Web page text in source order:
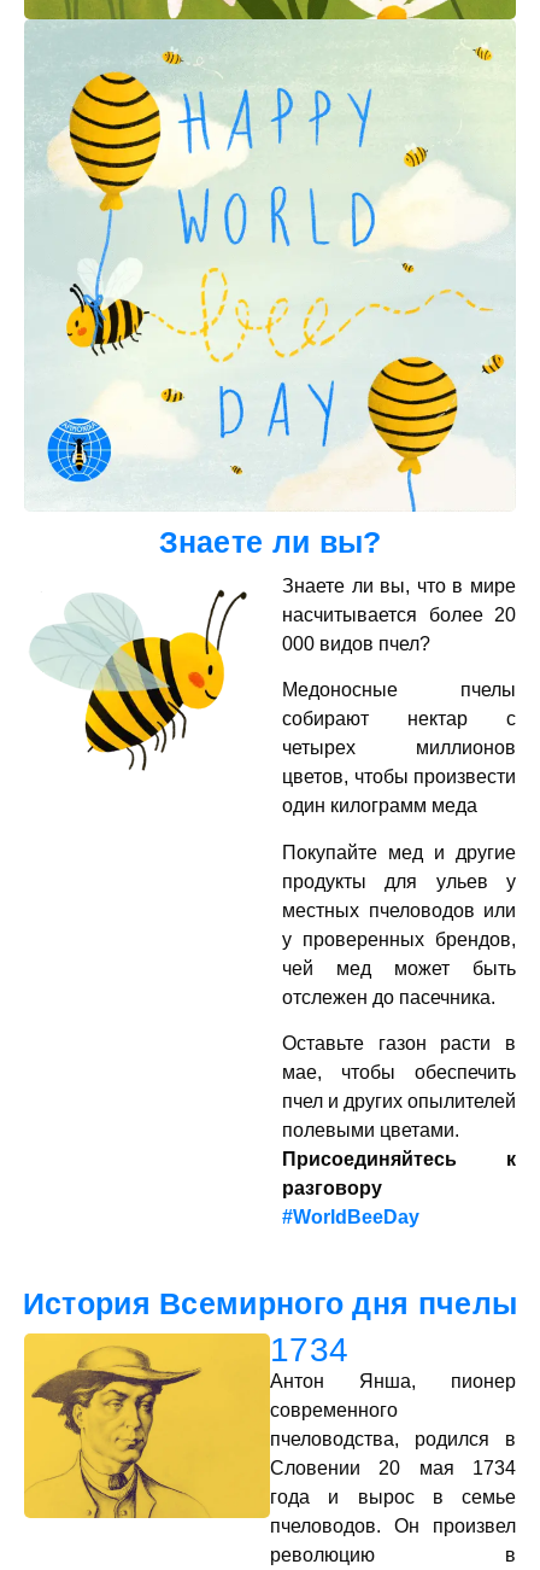
Знаете ли вы?
Знаете ли вы, что в мире
насчитывается более 20
000 видов пчел?
Медоносные пчелы
собирают нектар с
четырех миллионов
цветов, чтобы произвести
один килограмм меда
Покупайте мед и другие
продукты для ульев у
местных пчеловодов или
у проверенных брендов,
чей мед может быть
отслежен до пасечника.
Оставьте газон расти в
мае, чтобы обеспечить
пчел и других опылителей
полевыми цветами.
Присоединяйтесь к
разговору
#WorldBeeDay
История Всемирного дня пчелы
1734
Антон Янша, пионер
современного
пчеловодства, родился в
Словении 20 мая 1734
года и вырос в семье
пчеловодов. Он произвел
революцию в